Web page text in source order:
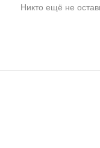
Никто ещё не